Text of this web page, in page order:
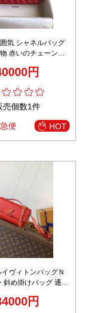
気 シャネルバッグ
赤いのチェーンバ
円
売個数1件
便 HOT
ヴィトンバッグＮ
斜め掛けバッグ 通勤
円